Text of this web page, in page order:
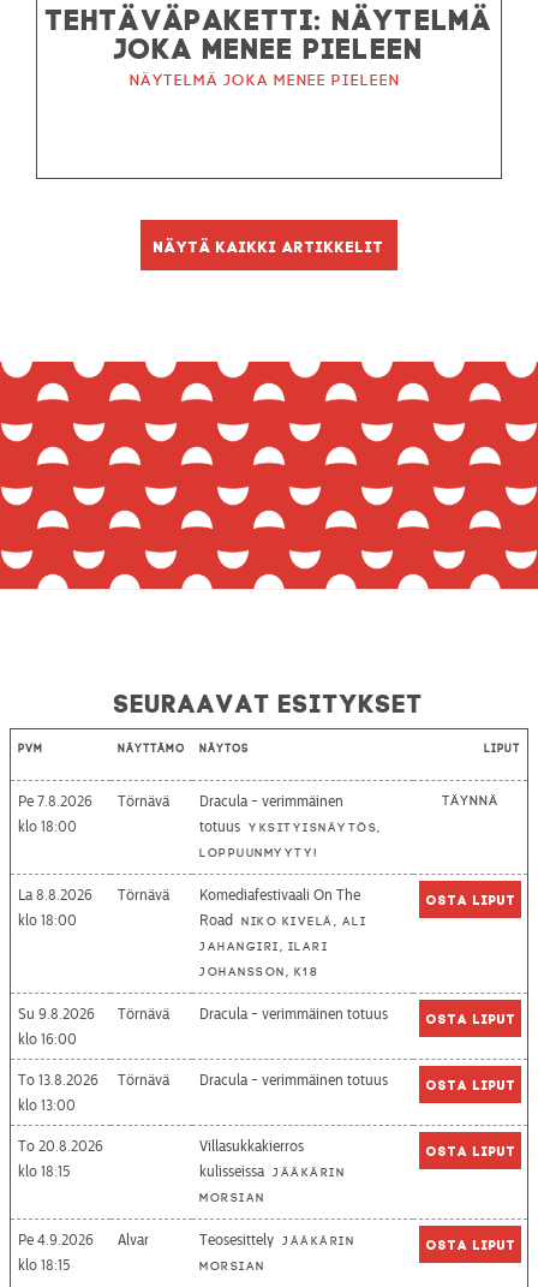
TEHTÄVÄPAKETTI: NÄYTELMÄ
JOKA MENEE PIELEEN
Näytelmä joka menee pieleen
Näytä kaikki artikkelit
Seuraavat esitykset
Pvm Näyttämö Näytös Liput
Pe 7.8.2026
18:00
Törnävä
Dracula - verimmäinen
totuus Yksityisnäytös,
loppuunmyyty!
Täynnä
La 8.8.2026
18:00
Törnävä
Komediafestivaali On The
Road
Niko Kivelä, Ali
Jahangiri, Ilari
Johansson, K18
Osta liput
Su 9.8.2026
16:00
Törnävä Dracula - verimmäinen totuus Osta liput
To 13.8.2026
13:00
Törnävä Dracula - verimmäinen totuus Osta liput
To 20.8.2026
18:15
Villasukkakierros
kulisseissa Jääkärin
morsian
Osta liput
Pe 4.9.2026
18:15
Alvar Teosesittely Jääkärin
morsian
Osta liput